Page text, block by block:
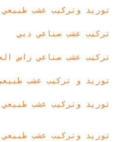
توريد وتركيب عشب
تركيب عشب صناعي دبي
تركيب عشب صناعي راس
توريد و تركيب عشب
توريد وتركيب عشب
توريد وتركيب عشب